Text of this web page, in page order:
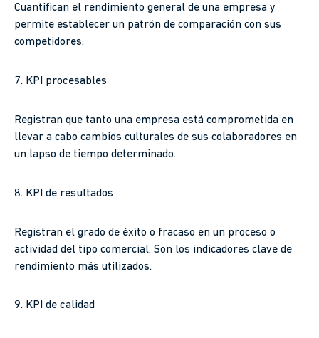
Cuantifican el rendimiento general de una empresa y
permite establecer un patrón de comparación con sus
competidores.
7. KPI procesables
Registran que tanto una empresa está comprometida en
llevar a cabo cambios culturales de sus colaboradores en
un lapso de tiempo determinado.
8. KPI de resultados
Registran el grado de éxito o fracaso en un proceso o
actividad del tipo comercial. Son los indicadores clave de
rendimiento más utilizados.
9. KPI de calidad